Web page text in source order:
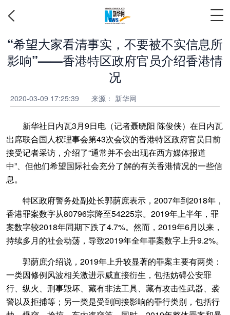
“希望大家看清事实，不要被不实信息所
影响”——香港特区政府官员介绍香港情
况
2020-03-09 17:25:39 来源： 新华网
新华社日内瓦3月9日电（记者聂晓阳 陈俊侠）在日内瓦
出席联合国人权理事会第43次会议的香港特区政府官员日前
接受记者采访，介绍了“通常并不会出现在西方媒体报道
中”、但他们希望国际社会充分了解的有关香港情况的一些信
息。
特区政府警务处副处长郭荫庶表示，2007年到2018年，
香港罪案数字从80796宗降至54225宗。2019年上半年，罪
案数字较2018年同期下跌了4.7%。然而，2019年6月以来，
持续多月的社会动荡，导致2019年全年罪案数字上升9.2%。
郭荫庶介绍说，2019年上升较显著的罪案主要有两类：
一类因修例风波相关激进示威直接衍生，包括妨碍公安罪
行、纵火、刑事毁坏、藏有非法工具、藏有攻击性武器、袭
警以及拒捕等；另一类是受到间接影响的罪行类别，包括行